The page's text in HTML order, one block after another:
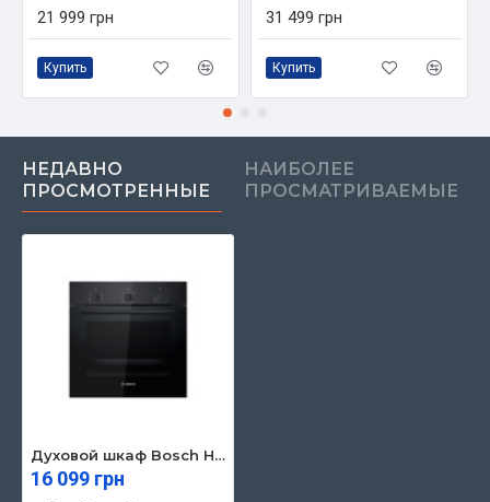
21 999 грн
Купить
31 499 грн
Купить
НЕДАВНО
ПРОСМОТРЕННЫЕ
НАИБОЛЕЕ
ПРОСМАТРИВАЕМЫЕ
Духовой шкаф Bosch HBF011BA1T
16 099 грн